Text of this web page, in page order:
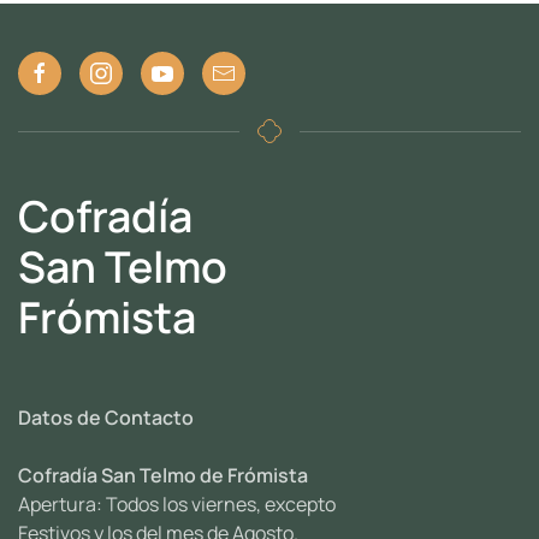
Cofradía
San Telmo
Frómista
Datos de Contacto
Cofradía San Telmo de Frómista
Apertura: Todos los viernes, excepto
Festivos y los del mes de Agosto.